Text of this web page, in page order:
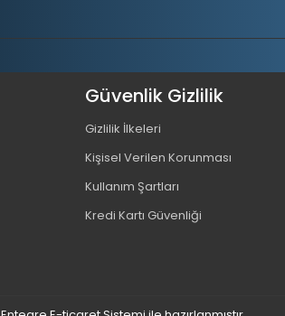
Güvenlik Gizlilik
Gizlilik İlkeleri
Kişisel Verilen Korunması
Kullanım Şartları
Kredi Kartı Güvenliği